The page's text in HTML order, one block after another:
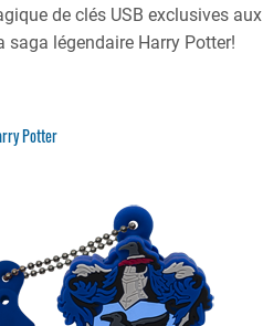
de clés USB exclusives aux
saga légendaire Harry Potter!
Potter